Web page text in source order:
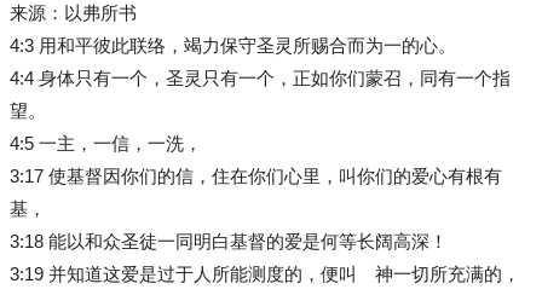
来源：以弗所书
4:3 用和平彼此联络，竭力保守圣灵所赐合而为一的心。
4:4 身体只有一个，圣灵只有一个，正如你们蒙召，同有一个指
望。
4:5 一主，一信，一洗，
3:17 使基督因你们的信，住在你们心里，叫你们的爱心有根有
基，
3:18 能以和众圣徒一同明白基督的爱是何等长阔高深！
3:19 并知道这爱是过于人所能测度的，便叫 神一切所充满的，